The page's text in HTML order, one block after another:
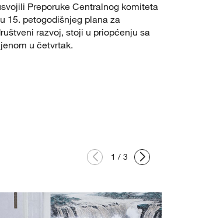
Preporuke Centralnog komiteta
15. petogodišnjeg plana za
razvoj, stoji u priopćenju sa
u četvrtak.
1 / 3